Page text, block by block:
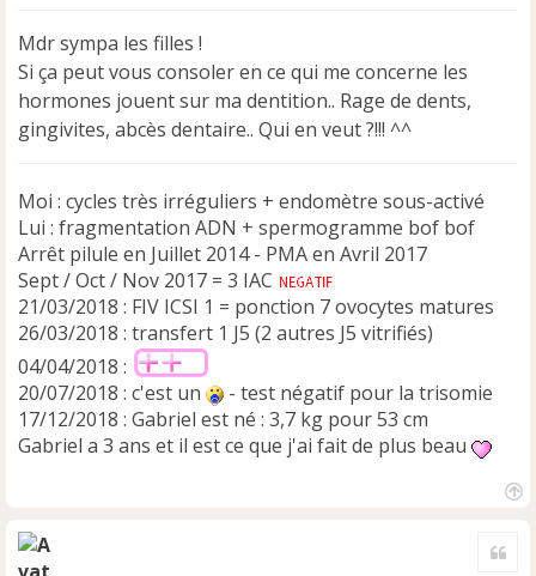
s
a
g
e
n
o
l
u
Mdr sympa les filles !
Si ça peut vous consoler en ce qui me concerne les
hormones jouent sur ma dentition.. Rage de dents,
gingivites, abcès dentaire.. Qui en veut ?!!! ^^
Moi : cycles très irréguliers + endomètre sous-activé
Lui : fragmentation ADN + spermogramme bof bof
Arrêt pilule en Juillet 2014 - PMA en Avril 2017
Sept / Oct / Nov 2017 = 3 IAC
21/03/2018 : FIV ICSI 1 = ponction 7 ovocytes matures
26/03/2018 : transfert 1 J5 (2 autres J5 vitrifiés)
04/04/2018 :
20/07/2018 : c'est un
- test négatif pour la trisomie
17/12/2018 : Gabriel est né : 3,7 kg pour 53 cm
Gabriel a 3 ans et il est ce que j'ai fait de plus beau